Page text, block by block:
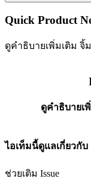
Quick Product
ดูคำธิบายเพิ่มเติม จิ้
ดูคำธิบายเ
ไอเท็มนี้ดูแลเกี่ยวกับ
ช่วยเติม Issue